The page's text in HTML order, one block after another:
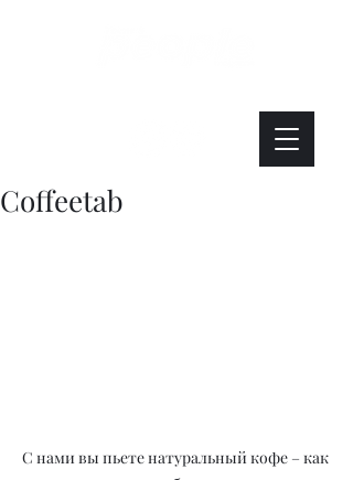
Coffeetab
С нами вы пьете натуральный кофе – как